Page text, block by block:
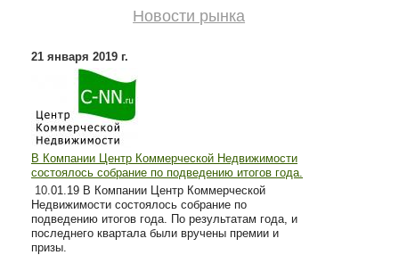
Новости рынка
21 января 2019 г.
В Компании Центр Коммерческой Недвижимости
состоялось собрание по подведению итогов года.
10.01.19 В Компании Центр Коммерческой
Недвижимости состоялось собрание по
подведению итогов года. По результатам года, и
последнего квартала были вручены премии и
призы.